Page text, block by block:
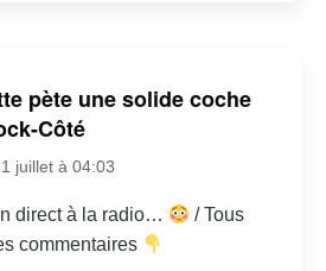
pète une solide coche
Côté
juillet à 04:03
direct à la radio…
/ Tous
commentaires